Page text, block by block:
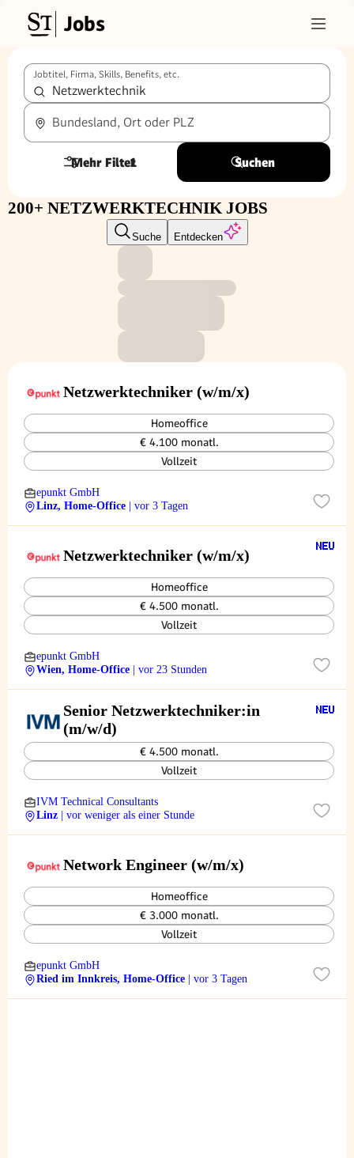
Jobs
Jobtitel, Firma, Skills, Benefits, etc.
Bundesland, Ort oder PLZ
Mehr Filter
1 Suchen
200+ NETZWERKTECHNIK JOBS
Suche Entdecken
Netzwerktechniker (w/m/x)
Homeoffice
€ 4.100 monatl.
Vollzeit
epunkt GmbH
Linz, Home-Office
| vor 3 Tagen
Netzwerktechniker (w/m/x)
Homeoffice
€ 4.500 monatl.
Vollzeit
epunkt GmbH
Wien, Home-Office
| vor 23 Stunden
Senior Netzwerktechniker:in
(m/w/d)
€ 4.500 monatl.
Vollzeit
IVM Technical Consultants
Linz
| vor weniger als einer Stunde
Network Engineer (w/m/x)
Homeoffice
€ 3.000 monatl.
Vollzeit
epunkt GmbH
Ried im Innkreis, Home-Office
| vor 3 Tagen